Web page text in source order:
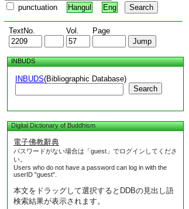
punctuation Hangul Eng
TextNo. Vol. Page
INBUDS
INBUDS(Bibliographic Database)
Search
Digital Dictionary of Buddhism
電子佛教辭典
パスワードがない場合は「guest」でログインしてくださ
い。
Users who do not have a password can log in with the
userID "guest".
本文をドラッグして選択するとDDBの見出し語
検索結果が表示されます。